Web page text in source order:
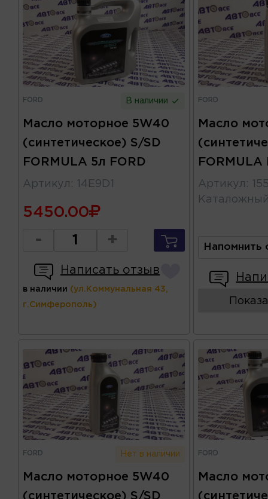
FORD В наличии
Масло моторное 5W40
(синтетическое) S/SD
FORMULA 5л FORD
Артикул : 14E9D1
5450.00
- +
Написать отзыв
в наличии (ул.Коммунальная 43,
г.Симферополь)
FORD
Масло
FORMULA
Артикул :
Напомнить
FORD Нет в наличии
Масло моторное 5W40
(синтетическое) S/SD
FORD
Масло